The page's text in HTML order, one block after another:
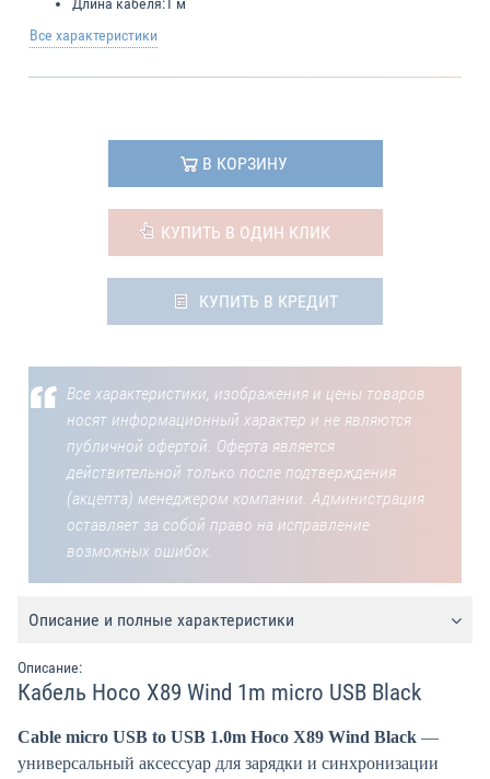
Все характеристики
В КОРЗИНУ
КУПИТЬ В ОДИН КЛИК
КУПИТЬ В КРЕДИТ
Все характеристики, изображения и цены товаров
носят информационный характер и не являются
публичной офертой. Оферта является
действительной только после подтверждения
(акцепта) менеджером компании. Администрация
оставляет за собой право на исправление
возможных ошибок.
Описание и полные характеристики
Описание:
Кабель Hoco X89 Wind 1m micro USB Black
Cable micro USB to USB 1.0m Hoco X89 Wind Black —
универсальный аксессуар для зарядки и синхронизации